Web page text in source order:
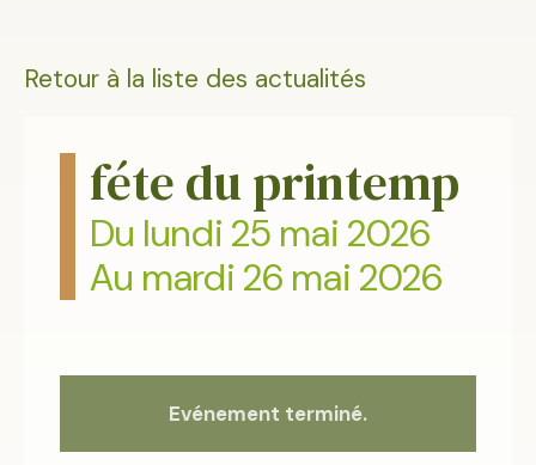
Retour à la liste des actualités
féte du printemp
Du lundi 25 mai 2026
Au mardi 26 mai 2026
Evénement terminé.